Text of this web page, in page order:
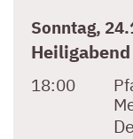
Sonntag,
Heiligabend
18:00